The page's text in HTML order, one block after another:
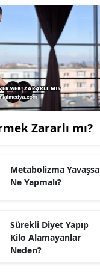
Zararlı mı?
Metabolizma Yavaşsa
Ne Yapmalı?
Sürekli Diyet Yapıp
Kilo Alamayanlar
Neden?